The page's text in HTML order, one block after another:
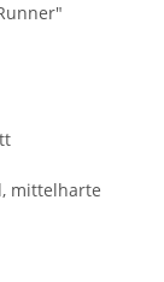
mittelharte